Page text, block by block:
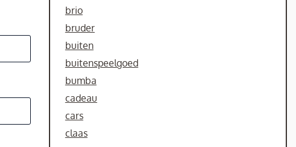
brio
bruder
buiten
buitenspeelgoed
bumba
cadeau
cars
claas